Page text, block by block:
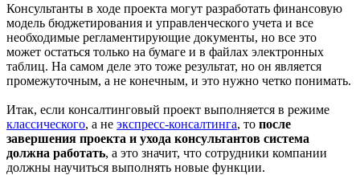
Консультанты в ходе проекта могут разработать финансовую
модель бюджетирования и управленческого учета и все
необходимые регламентирующие документы, но все это
может остаться только на бумаге и в файлах электронных
таблиц. На самом деле это тоже результат, но он является
промежуточным, а не конечным, и это нужно четко понимать.
Итак, если консалтинговый проект выполняется в режиме
классического, а не экспресс-консалтинга, то после
завершения проекта и ухода консультантов система
должна работать, а это значит, что сотрудники компании
должны научиться выполнять новые функции.